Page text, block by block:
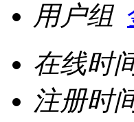
用户组
在线时
注册时